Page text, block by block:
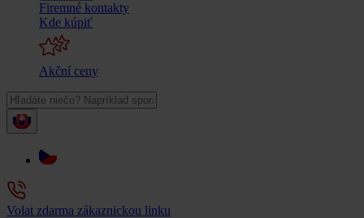
Firemné kontakty
Kde kúpiť
Akční ceny
Volat zdarma zákaznickou linku